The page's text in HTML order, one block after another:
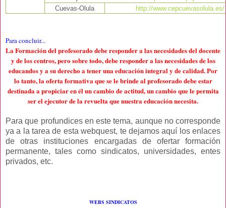
Cuevas-Olula
http://www.cepcuevasolula.es/
Para concluir...
La Formación del profesorado debe responder a las necesidades del docente
y de los centros, pero sobre todo, debe responder a las necesidades de los
educandos y a su derecho a tener una educación integral y de calidad. Por
lo tanto, la oferta formativa que se le brinde al profesorado debe estar
destinada a propiciar en él un cambio de actitud, un cambio que le permita
ser el ejecutor de la revuelta que nuestra educación necesita.
Para que profundices en este tema, aunque no corresponde
ya a la tarea de esta webquest, te dejamos aquí los enlaces
de otras instituciones encargadas de ofertar formación
permanente, tales como sindicatos, universidades, entes
privados, etc.
WEBS SINDICATOS